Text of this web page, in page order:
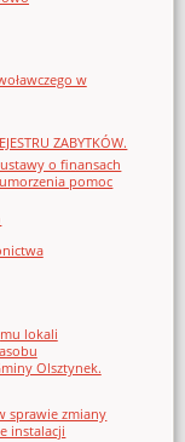
w
ZABYTKÓW.
o finansach
pomoc
lokali
Olsztynek.
sprawie zmiany
instalacji